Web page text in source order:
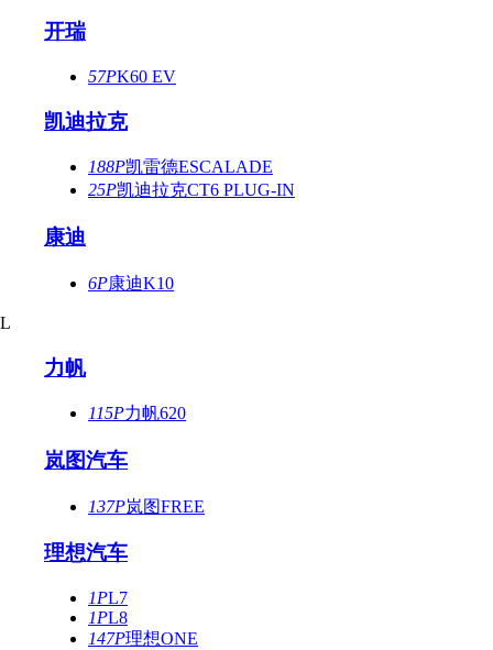
开瑞
57PK60 EV
凯迪拉克
188P凯雷德ESCALADE
25P凯迪拉克CT6 PLUG-IN
康迪
6P康迪K10
L
力帆
115P力帆620
岚图汽车
137P岚图FREE
理想汽车
1PL7
1PL8
147P理想ONE